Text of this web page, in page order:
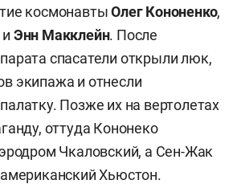
космонавтыОлег Кононенко,
и Энн Макклейн. После
спасатели открыли люк,
экипажа и отнесли
Позже их на вертолетах
оттуда Кононеко
Чкаловский, а Сен-Жак
Хьюстон.